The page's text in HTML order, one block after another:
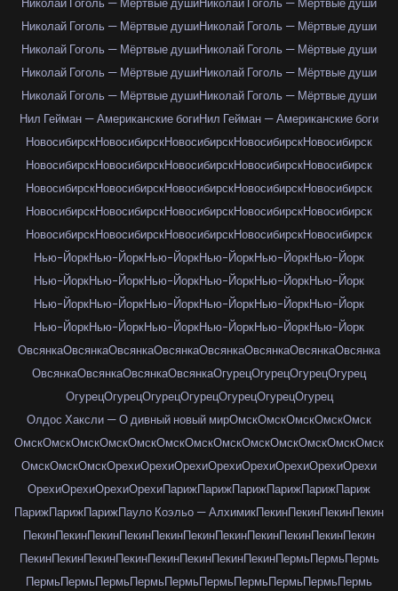
Николай Гоголь — Мёртвые душиНиколай Гоголь — Мёртвые души
Николай Гоголь — Мёртвые душиНиколай Гоголь — Мёртвые души
Николай Гоголь — Мёртвые душиНиколай Гоголь — Мёртвые души
Николай Гоголь — Мёртвые душиНиколай Гоголь — Мёртвые души
Николай Гоголь — Мёртвые душиНиколай Гоголь — Мёртвые души
Нил Гейман — Американские богиНил Гейман — Американские боги
НовосибирскНовосибирскНовосибирскНовосибирскНовосибирск
НовосибирскНовосибирскНовосибирскНовосибирскНовосибирск
НовосибирскНовосибирскНовосибирскНовосибирскНовосибирск
НовосибирскНовосибирскНовосибирскНовосибирскНовосибирск
НовосибирскНовосибирскНовосибирскНовосибирскНовосибирск
Нью-ЙоркНью-ЙоркНью-ЙоркНью-ЙоркНью-ЙоркНью-Йорк
Нью-ЙоркНью-ЙоркНью-ЙоркНью-ЙоркНью-ЙоркНью-Йорк
Нью-ЙоркНью-ЙоркНью-ЙоркНью-ЙоркНью-ЙоркНью-Йорк
Нью-ЙоркНью-ЙоркНью-ЙоркНью-ЙоркНью-ЙоркНью-Йорк
ОвсянкаОвсянкаОвсянкаОвсянкаОвсянкаОвсянкаОвсянкаОвсянка
ОвсянкаОвсянкаОвсянкаОвсянкаОгурецОгурецОгурецОгурец
ОгурецОгурецОгурецОгурецОгурецОгурецОгурец
Олдос Хаксли — О дивный новый мирОмскОмскОмскОмскОмск
ОмскОмскОмскОмскОмскОмскОмскОмскОмскОмскОмскОмскОмск
ОмскОмскОмскОрехиОрехиОрехиОрехиОрехиОрехиОрехиОрехи
ОрехиОрехиОрехиОрехиПарижПарижПарижПарижПарижПариж
ПарижПарижПарижПауло Коэльо — АлхимикПекинПекинПекинПекин
ПекинПекинПекинПекинПекинПекинПекинПекинПекинПекинПекин
ПекинПекинПекинПекинПекинПекинПекинПекинПермьПермьПермь
ПермьПермьПермьПермьПермьПермьПермьПермьПермьПермь